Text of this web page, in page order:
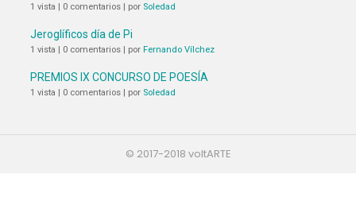
1 vista | 0 comentarios | por Soledad
Jeroglíficos día de Pi
1 vista | 0 comentarios | por Fernando Vílchez
PREMIOS IX CONCURSO DE POESÍA
1 vista | 0 comentarios | por Soledad
© 2017-2018 voltARTE